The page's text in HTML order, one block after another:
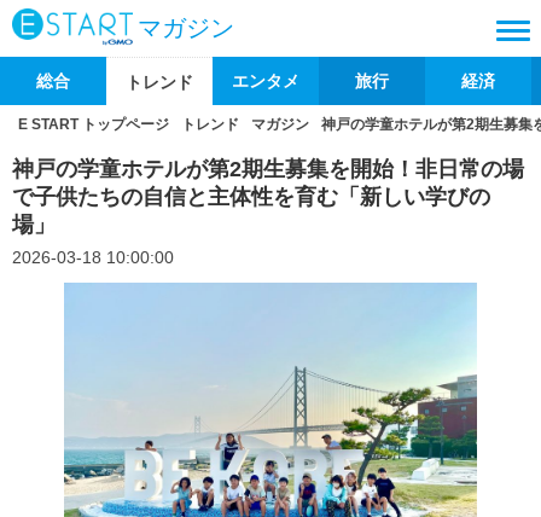
マガジン
総合 トレンド エンタメ 旅行 経済
E START トップページ トレンド マガジン 神戸の学童ホテルが第2期生募集
神戸の学童ホテルが第2期生募集を開始！非日常の場
で子供たちの自信と主体性を育む「新しい学びの
場」
2026-03-18 10:00:00